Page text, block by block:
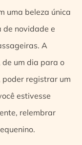
uma beleza única
de novidade e
A
um dia para o
poder registrar um
estivesse
relembrar